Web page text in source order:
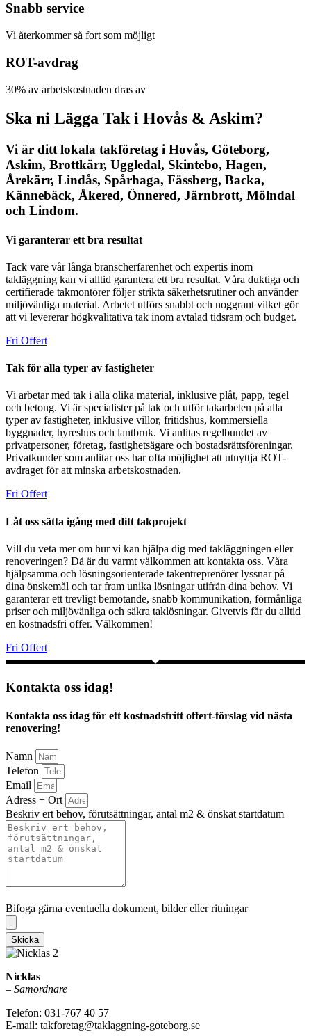
Snabb service
Vi återkommer så fort som möjligt
ROT-avdrag
30% av arbetskostnaden dras av
Ska ni Lägga Tak i Hovås & Askim?
Vi är ditt lokala takföretag i Hovås, Göteborg,
Askim, Brottkärr, Uggledal, Skintebo, Hagen,
Årekärr, Lindås, Spårhaga, Fässberg, Backa,
Kännebäck, Åkered, Önnered, Järnbrott, Mölndal
och Lindom.
Vi garanterar ett bra resultat
Tack vare vår långa branscherfarenhet och expertis inom
takläggning kan vi alltid garantera ett bra resultat. Våra duktiga och
certifierade takmontörer följer strikta säkerhetsrutiner och använder
miljövänliga material. Arbetet utförs snabbt och noggrant vilket gör
att vi levererar högkvalitativa tak inom avtalad tidsram och budget.
Fri Offert
Tak för alla typer av fastigheter
Vi arbetar med tak i alla olika material, inklusive plåt, papp, tegel
och betong. Vi är specialister på tak och utför takarbeten på alla
typer av fastigheter, inklusive villor, fritidshus, kommersiella
byggnader, hyreshus och lantbruk. Vi anlitas regelbundet av
privatpersoner, företag, fastighetsägare och bostadsrättsföreningar.
Privatkunder som anlitar oss har ofta möjlighet att utnyttja ROT-
avdraget för att minska arbetskostnaden.
Fri Offert
Låt oss sätta igång med ditt takprojekt
Vill du veta mer om hur vi kan hjälpa dig med takläggningen eller
renoveringen? Då är du varmt välkommen att kontakta oss. Våra
hjälpsamma och lösningsorienterade takentreprenörer lyssnar på
dina önskemål och tar fram unika lösningar utifrån dina behov. Vi
garanterar ett trevligt bemötande, snabb kommunikation, förmånliga
priser och miljövänliga och säkra taklösningar. Givetvis får du alltid
en kostnadsfri offer. Välkommen!
Fri Offert
Kontakta oss idag!
Kontakta oss idag för ett kostnadsfritt offert-förslag vid nästa
renovering!
Namn
Telefon
Email
Adress + Ort
Beskriv ert behov, förutsättningar, antal m2 & önskat startdatum
Bifoga gärna eventuella dokument, bilder eller ritningar
Skicka
Nicklas
– Samordnare
Telefon: 031-767 40 57
E-mail: takforetag@taklaggning-goteborg.se